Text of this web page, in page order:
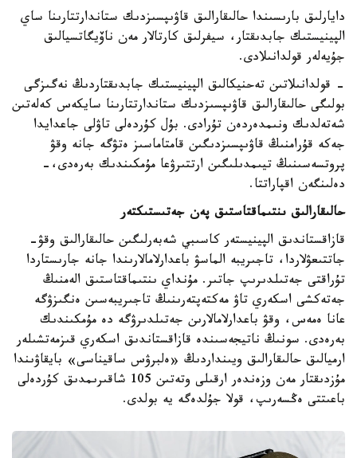
دايارلىق بارىسىندا حالىقارالىق قاۋىپسىزدىك ستاندارتتارىنا ساي
الپينيستىك جابدىقتار، سيفرلىق كارتالار مەن ناۆيگاتسيالىق
جۇيەلەر قولدانىلادى.
- قولدانىلاتىن تەحنيكالىق الپينيستىك جابدىقتاردىڭ نەگىزگى
بولىگى حالىقارالىق قاۋىپسىزدىك ستاندارتتارىنا سايكەس كەلەتىن
شەتەلدىك ونىمدەردەن تۇرادى. بۇل كۇردەلى تاۋلى جاعدايدا
جەكە قۇرامنىڭ قاۋىپسىزدىگىن قامتاماسىز ەتۋگە جانە وقۋ
پروتسەسىنىڭ تيىمدىلىگىن ارتتىرۋعا مۇمكىندىك بەرەدى،-
دەلىنگەن اقپاراتتا.
حالىقارالىق ىنتىماقتاستىق پەن جەتىستىكتەر
قازاقستاندىق الپينيستەر كاسىبي شەبەرلىگىن حالىقارالىق وقۋ-
جاتتىعۋلاردا، تاجىريبە الماسۋ باعدارلامالارىندا جانە جارىستاردا
تۇراقتى جەتىلدىرىپ جاتىر. مۇنداي ىنتىماقتاستىق الەمنىڭ
جەتەكشى اسكەري تاۋ مەكتەپتەرىنىڭ تاجىريبەسىن ەنگىزۋگە
عانا ەمەس، وقۋ باعدارلامالارىن جەتىلدىرۋگە دە مۇمكىندىك
بەرەدى. سونىڭ ناتيجەسىندە قازاقستاندىق اسكەري قىزمەتشىلەر
ارميالىق حالىقارالىق ويىنداردىڭ «ەلبرۋس ساقيناسى» بايقاۋىندا
مۇزدىقتار مەن وزەندەر ارقىلى وتەتىن 105 شاقىرىمدىق كۇردەلى
باعىتتى ەڭسەرىپ، قولا جۇلدەگە يە بولدى.